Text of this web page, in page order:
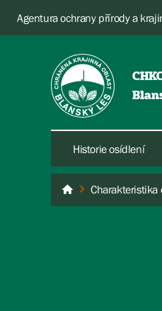
Agentura ochrany přírody a
Historie osídlení
Blanský les
Charakteristika